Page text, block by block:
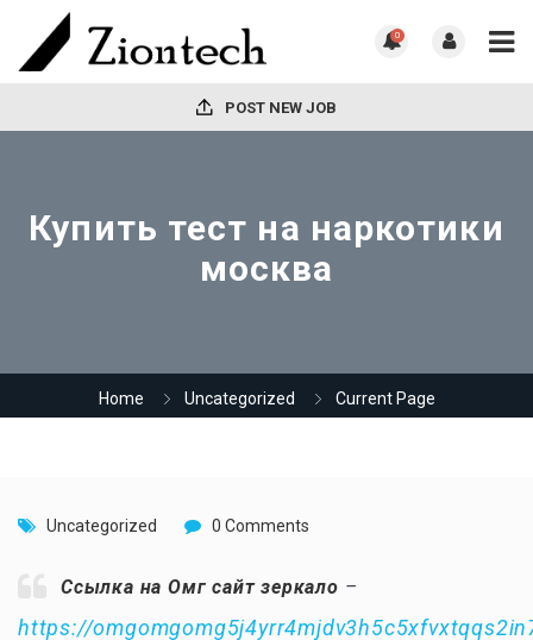
0
POST NEW JOB
Купить тест на наркотики
москва
Home Uncategorized Current Page
Uncategorized 0 Comments
Ссылка на Омг сайт зеркало –
https://